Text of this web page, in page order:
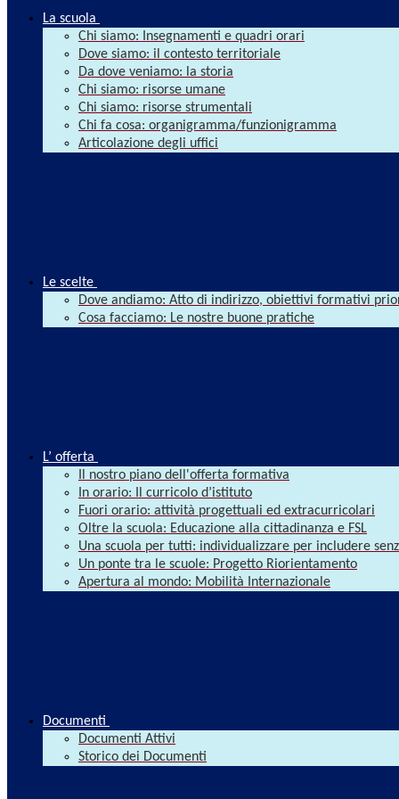
La scuola
Chi siamo: Insegnamenti e quadri orari
Dove siamo: il contesto territoriale
Da dove veniamo: la storia
Chi siamo: risorse umane
Chi siamo: risorse strumentali
Chi fa cosa: organigramma/funzionigramma
Articolazione degli uffici
Le scelte
Dove andiamo: Atto di indirizzo, obiettivi formativi
Cosa facciamo: Le nostre buone pratiche
L’ offerta
Il nostro piano dell'offerta formativa
In orario: Il curricolo d’istituto
Fuori orario: attività progettuali ed extracurricolari
Oltre la scuola: Educazione alla cittadinanza e FSL
Una scuola per tutti: individualizzare per includere
Un ponte tra le scuole: Progetto Riorientamento
Apertura al mondo: Mobilità Internazionale
Documenti
Documenti Attivi
Storico dei Documenti